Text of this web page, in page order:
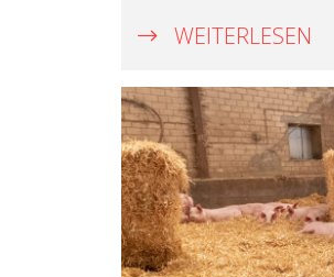
WEITERLESEN